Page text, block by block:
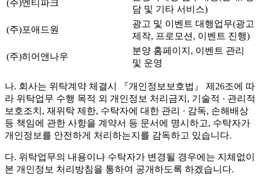
(주)엔티파크
담 및 기타 서비스)
(주)포애드원
광고 및 이벤트 대행업무(광고
제작, 프로모션, 이벤트 진행)
(주)히어앤나우
분양 홈페이지, 이벤트 관리
및 운영
나. 회사는 위탁계약 체결시 『개인정보보호법』 제26조에 따
라 위탁업무 수행 목적 외 개인정보 처리금지, 기술적 · 관리적
보호조치, 재위탁 제한, 수탁자에 대한 관리 · 감독, 손해배상
등 책임에 관한 사항을 계약서 등 문서에 명시하고, 수탁자가
개인정보를 안전하게 처리하는지를 감독하고 있습니다.
다. 위탁업무의 내용이나 수탁자가 변경될 경우에는 지체없이
본 개인정보 처리방침을 통하여 공개하도록 하겠습니다.